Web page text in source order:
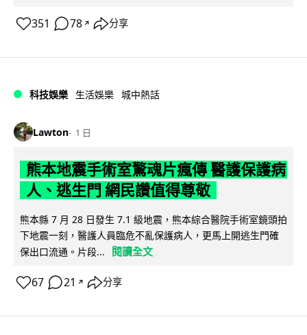
351 78 ↗ 分享
科技娛樂 生活娛樂 城中熱話
Lawton 1 日
熊本地震手術室驚魂片瘋傳 醫護保護病
人、逃生門 網民讚值得尊敬
熊本縣 7 月 28 日發生 7.1 級地震，熊本綜合醫院手術室鏡頭拍
下地震一刻，醫護人員臨危不亂保護病人，更馬上開逃生門確
保出口流通。片段...
閱讀全文
67 21 ↗ 分享